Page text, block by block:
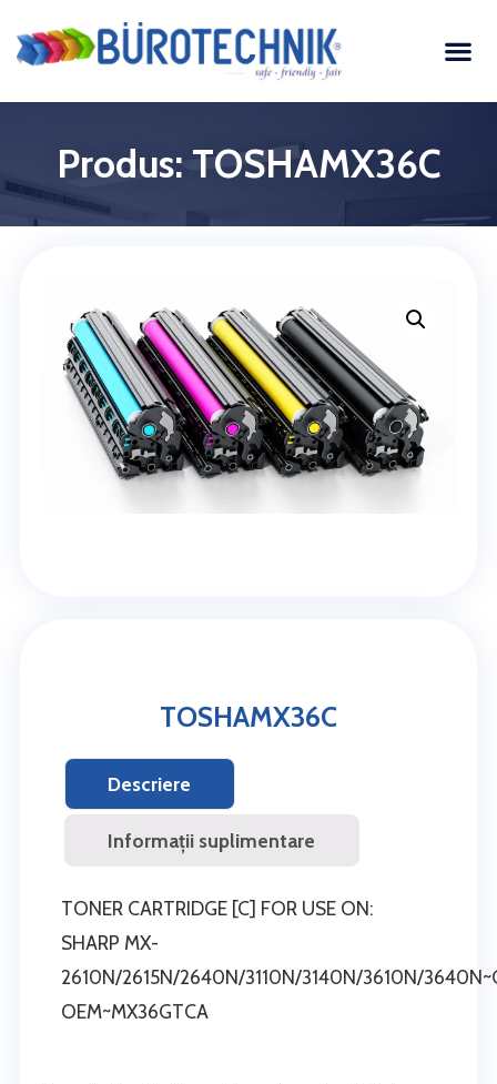
Produs: TOSHAMX36C
TOSHAMX36C
Descriere
Informații suplimentare
TONER CARTRIDGE [C] FOR USE ON:
SHARP MX-
2610N/2615N/2640N/3110N/3140N/3610N/
OEM~MX36GTCA